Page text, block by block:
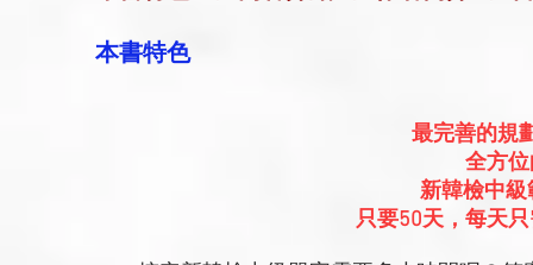
本書特色
最完善的規
全方
新韓檢中
只要50天，每天